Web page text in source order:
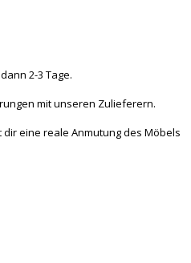
2-3 Ta­ge.
mit un­se­ren Zu­lie­fe­rern.
ei­ne rea­le An­mu­tung des Mö­bels